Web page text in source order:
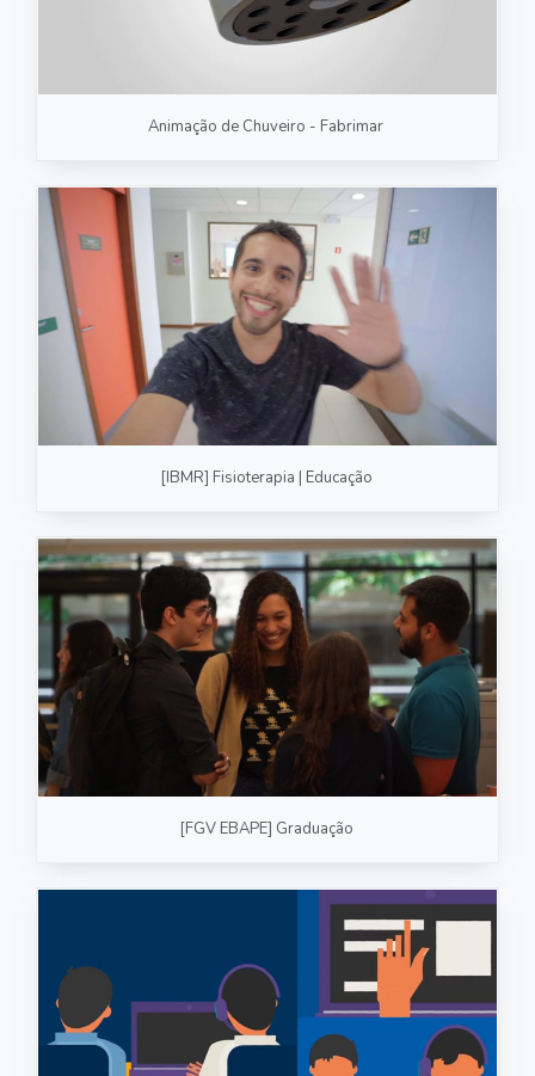
Animação de Chuveiro - Fabrimar
[IBMR] Fisioterapia | Educação
[FGV EBAPE] Graduação